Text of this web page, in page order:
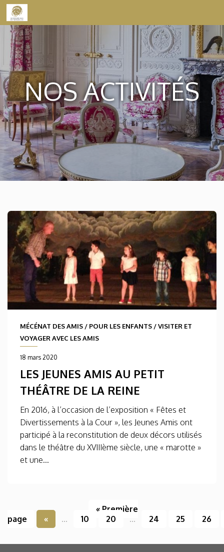
Skip to content
NOS ACTIVITÉS
MÉCÉNAT DES AMIS / POUR LES ENFANTS /VISITER ET
VOYAGER AVEC LES AMIS
18 mars 2020
LES JEUNES AMIS AU PETIT
THÉÂTRE DE LA REINE
En 2016, à l’occasion de l’exposition « Fêtes et
Divertissements à la Cour », les Jeunes Amis ont
participé à la reconstitution de deux décors utilisés
dans le théâtre du XVIIIème siècle, une « marotte »
et une...
« Première
page
« ... 10 20 ... 24 25 26